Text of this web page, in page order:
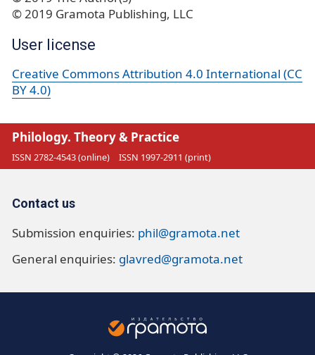
© 2019 Gramota Publishing, LLC
User license
Creative Commons Attribution 4.0 International (CC
BY 4.0)
Philology. Theory & Practice
ISSN 2782-4543 (online) ISSN 1997-2911 (print)
Contact us
Submission enquiries: phil@gramota.net
General enquiries: glavred@gramota.net